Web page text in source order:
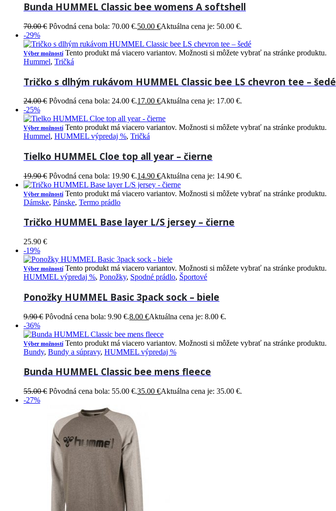
Bunda HUMMEL Classic bee womens A softshell
70.00€ Pôvodná cena bola: 70.00 €.50.00 €Aktuálna cena je: 50.00 €.
-29%
Výber možností Tento produkt má viacero variantov. Možnosti si môžete vybrať na stránke produktu.
Hummel, Tričká
Tričko s dlhým rukávom HUMMEL Classic bee LS chevron tee – šedé
24.00€ Pôvodná cena bola: 24.00 €.17.00 €Aktuálna cena je: 17.00 €.
-25%
Výber možností Tento produkt má viacero variantov. Možnosti si môžete vybrať na stránke produktu.
Hummel, HUMMEL výpredaj %, Tričká
Tielko HUMMEL Cloe top all year – čierne
19.90€ Pôvodná cena bola: 19.90 €.14.90 €Aktuálna cena je: 14.90 €.
Výber možností Tento produkt má viacero variantov. Možnosti si môžete vybrať na stránke produktu.
Dámske, Pánske, Termo prádlo
Tričko HUMMEL Base layer L/S jersey – čierne
25.90 €
-19%
Výber možností Tento produkt má viacero variantov. Možnosti si môžete vybrať na stránke produktu.
HUMMEL výpredaj %, Ponožky, Spodné prádlo, Športové
Ponožky HUMMEL Basic 3pack sock – biele
9.90€ Pôvodná cena bola: 9.90 €.8.00 €Aktuálna cena je: 8.00 €.
-36%
Výber možností Tento produkt má viacero variantov. Možnosti si môžete vybrať na stránke produktu.
Bundy, Bundy a súpravy, HUMMEL výpredaj %
Bunda HUMMEL Classic bee mens fleece
55.00€ Pôvodná cena bola: 55.00 €.35.00 €Aktuálna cena je: 35.00 €.
-27%